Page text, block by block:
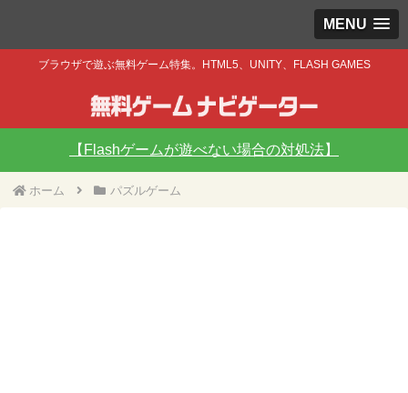
MENU
ブラウザで遊ぶ無料ゲーム特集。HTML5、UNITY、FLASH GAMES
【Flashゲームが遊べない場合の対処法】
ホーム パズルゲーム